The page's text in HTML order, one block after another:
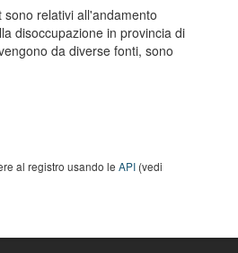
relativi all'andamento
disoccupazione in provincia di
da diverse fonti, sono
al registro usando le API (vedi